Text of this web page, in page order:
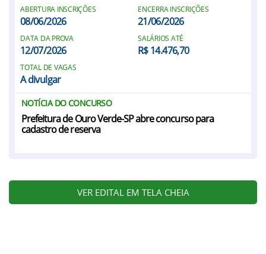
ABERTURA INSCRIÇÕES
08/06/2026
ENCERRA INSCRIÇÕES
21/06/2026
DATA DA PROVA
12/07/2026
SALÁRIOS ATÉ
R$ 14.476,70
TOTAL DE VAGAS
A divulgar
NOTÍCIA DO CONCURSO
Prefeitura de Ouro Verde-SP abre concurso para
cadastro de reserva
VER EDITAL EM TELA CHEIA